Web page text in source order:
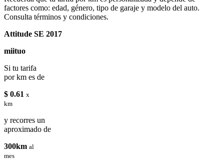
factores como: edad, género, tipo de garaje y modelo del auto.
Consulta términos y condiciones.
Attitude SE 2017
miituo
Si tu tarifa
por km es de
$ 0.61 x
km
y recorres un
aproximado de
300km al
mes